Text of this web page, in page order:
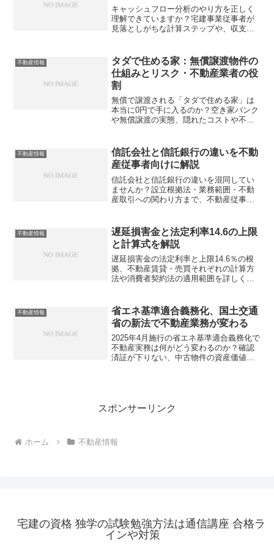
キャッシュフロー分析のやり方を正しく
理解できていますか？宅建事業従事者が
見落としがちな計算ステップや、収支シ
当に正確でしょうか？
不動産情報
タダで住める家：無償譲渡物件の
仕組みとリスク・不動産業者の役
割
無償で譲渡される「タダで住める家」は
本当に0円で手に入るのか？空き家バンク
や無償譲渡の実態、隠れたコストや不動
金や修繕費で数百万円かかるって本当？
不動産情報
信託会社と信託銀行の違いを不動
産従事者向けに解説
信託会社と信託銀行の違いを混同してい
ませんか？設立根拠法・業務範囲・不動
産取引への関わり方まで、不動産従事者
不動産情報
遅延損害金と法定利率14.6の上限
と計算式を解説
遅延損害金の法定利率と上限14.6％の根
拠、不動産賃貸・売買それぞれの計算方
法や消費者契約法の適用範囲を詳しく解
不動産情報
省エネ基準適合義務化、国土交通
省の新法で不動産業務が変わる
2025年4月施行の省エネ基準適合義務化で
不動産実務は何がどう変わるのか？確認
済証が下りない、中古物件の資産価値低
スポンサーリンク
ホーム 不動産情報
宅建の資格 独学の試験勉強方法は通信講座 合格ラ
インや対策